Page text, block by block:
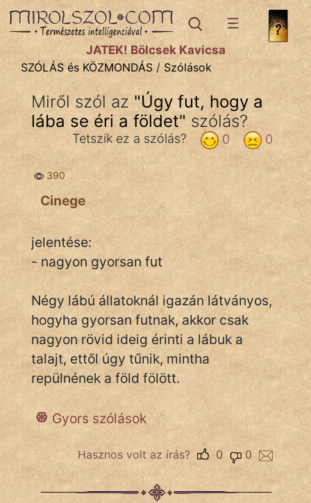
SZÓLÁS ÉS KÖZMONDÁStémák:
Bibliai
Közmondások
Szállóigék
Szóláscsoportok
Szólások
Tréfás
IRODALOM
És
KÖZMONDÁS
PSZICHO
ZENE
JÁTÉK! Bölcsek Kavicsa
SZÓLÁS és KÖZMONDÁS / Szólások
Miről szól az "Úgy fut, hogy a
lába se éri a földet" szólás?
0
0
Tetszik ez a szólás?
390
Cinege
jelentése:
- nagyon gyorsan fut
Négy lábú állatoknál igazán látványos,
hogyha gyorsan futnak, akkor csak
nagyon rövid ideig érinti a lábuk a
talajt, ettől úgy tűnik, mintha
repülnének a föld fölött.
Gyors szólások
Hasznos volt az írás? 0
0